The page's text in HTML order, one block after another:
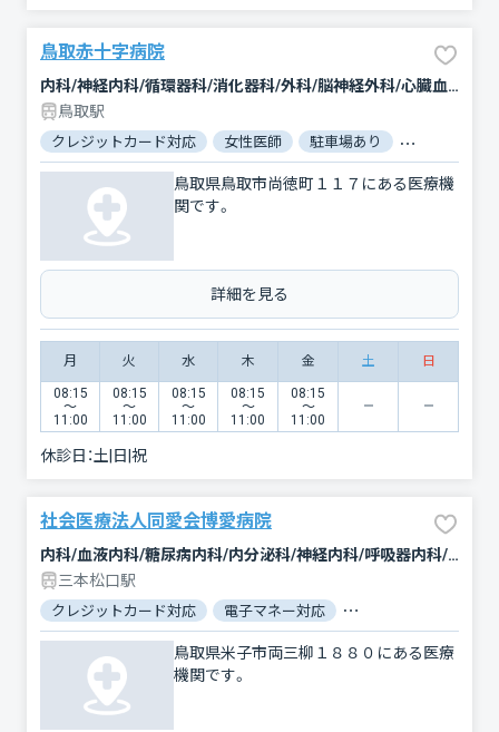
鳥取赤十字病院
内科/神経内科/循環器科/消化器科/外科/脳神経外科/心臓血管外科/整形外科/形成外科/小児科/産婦人科/眼科/耳鼻咽喉科/皮膚科/泌尿器科/精神科・神経科/歯科口腔外科/リウマチ科/リハビリテーション/放射線科/臨床検査・病理診断/救急科/麻酔科
鳥取駅
クレジットカード対応 女性医師 駐車場あり バリアフリー
鳥取県鳥取市尚徳町１１７にある医療機
関です。
詳細を見る
月 火 水 木 金 土 日
08:15
〜
11:00
08:15
〜
11:00
08:15
〜
11:00
08:15
〜
11:00
08:15
〜
11:00
休診日：土|日|祝
社会医療法人同愛会博愛病院
内科/血液内科/糖尿病内科/内分泌科/神経内科/呼吸器内科/循環器科/消化器科/人工透析/肝臓内科・外科/アレルギー科/外科/腎臓内科・外科/乳腺外科/肛門科/整形外科/産婦人科/眼科/皮膚科/泌尿器科/リハビリテーション/放射線科/臨床検査・病理診断/麻酔科
三本松口駅
クレジットカード対応 電子マネー対応 マイナ保険証対応
鳥取県米子市両三柳１８８０にある医療
機関です。